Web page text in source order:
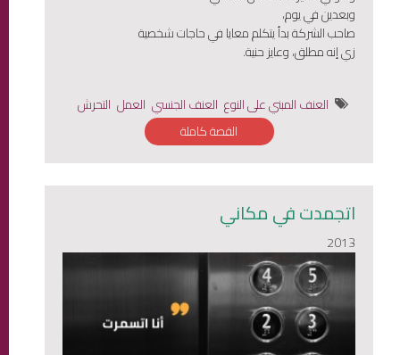
وبعدين في يوم،
صاحب الشركة بدأ يتكلم معايا في حاجات شخصية
زي إنه مطلق، وعايز حنية.
العنف المبني على النوع العنف الجنسي العمل التحرش
القصة كاملة
اتجمدت في مكاني
2013